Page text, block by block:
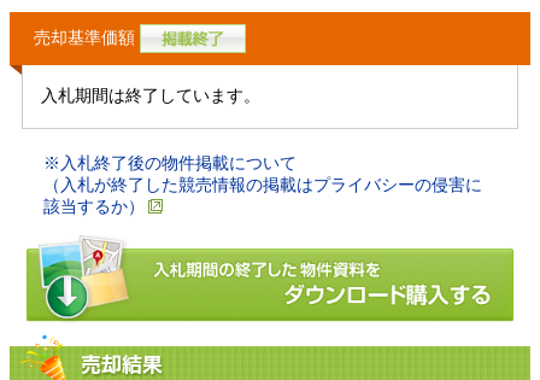
売却基準価額
入札期間は終了しています。
※入札終了後の物件掲載について
（入札が終了した競売情報の掲載はプライバシーの侵害に
該当するか）
売却結果